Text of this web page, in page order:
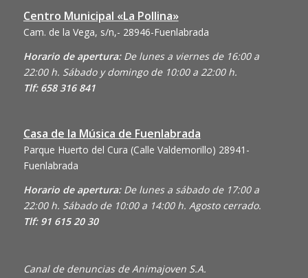
Centro Municipal «La Pollina»
Cam. de la Vega, s/n,- 28946-Fuenlabrada
Horario de apertura: De lunes a viernes de 16:00 a
22:00 h. Sábado y domingo de 10:00 a 22:00 h.
Tlf: 658 316 841
Casa de la Música de Fuenlabrada
Parque Huerto del Cura (Calle Valdemorillo) 28941-
Fuenlabrada
Horario de apertura: De lunes a sábado de 17:00 a
22:00 h. Sábado de 10:00 a 14:00 h. Agosto cerrado.
Tlf: 91 615 20 30
Canal de denuncias de Animajoven S.A.